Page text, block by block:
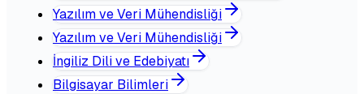
Yazılım ve Veri Mühendisliği
Yazılım ve Veri Mühendisliği
İngiliz Dili ve Edebiyatı
Bilgisayar Bilimleri